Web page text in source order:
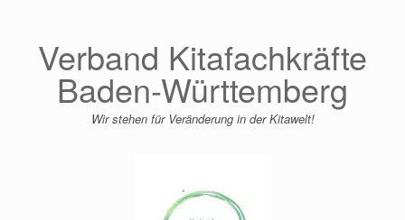
Verband Kitafachkräfte
Baden-Württemberg
Wir stehen für Veränderung in der Kitawelt!